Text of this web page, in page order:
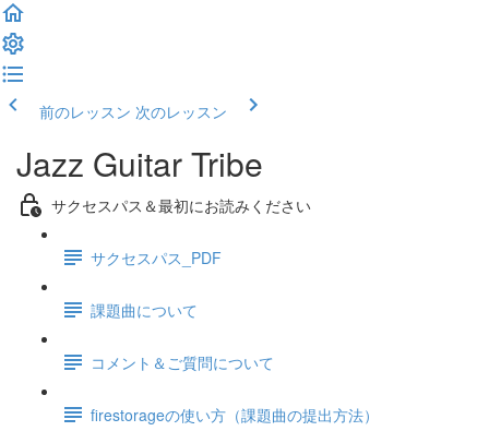
前のレッスン 次のレッスン
Jazz Guitar Tribe
サクセスパス＆最初にお読みください
サクセスパス_PDF
課題曲について
コメント＆ご質問について
firestorageの使い方（課題曲の提出方法）